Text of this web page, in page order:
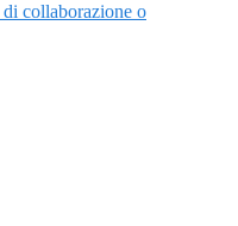
collaborazione o